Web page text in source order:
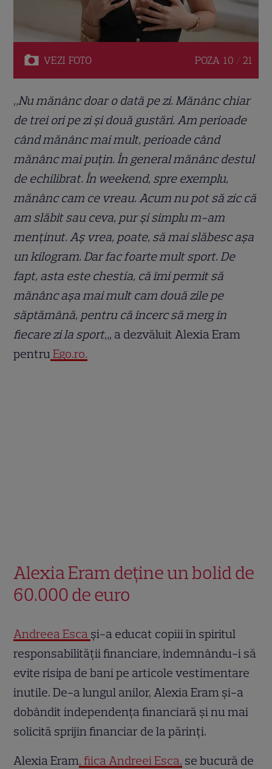
VEZI FOTO POZA 10 / 21
„Nu mănânc doar o dată pe zi. Mănânc chiar
de trei ori pe zi și două gustări. Am perioade
când mănânc mai mult, perioade când
mănânc mai puțin. În general mănânc destul
de echilibrat. În weekend, spre exemplu,
mănânc cam ce vreau. Acum nu pot să zic că
am slăbit sau ceva, pur și simplu m-am
menținut. Aș vrea, poate, să mai slăbesc așa
un kilogram. Dar fac foarte mult sport. De
fapt, asta este chestia, că îmi permit să
mănânc așa mai mult cam două zile pe
săptămână, pentru că încerc să merg în
fiecare zi la sport„, a dezvăluit Alexia Eram
pentruEgo.ro.
Alexia Eram deține un bolid de
60.000 de euro
Andreea Esca și-a educat copiii în spiritul
responsabilității financiare, îndemnându-i să
evite risipa de bani pe articole vestimentare
inutile. De-a lungul anilor, Alexia Eram și-a
dobândit independența financiară și nu mai
solicită sprijin financiar de la părinți.
Alexia Eram, fiica Andreei Esca, se bucură de